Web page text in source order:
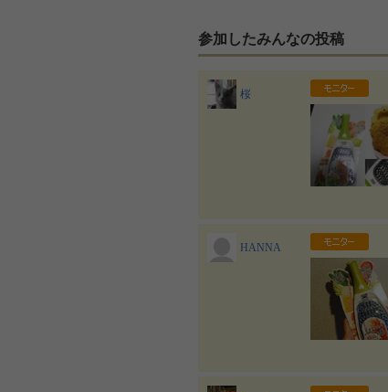
参加したみんなの投稿
桜
HANNA